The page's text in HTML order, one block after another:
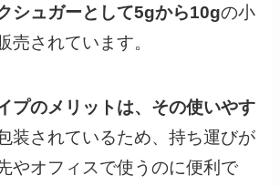
シュガーとして5gから10gの小
売されています。
プのメリットは、その使いやす
装されているため、持ち運びが
やオフィスで使うのに便利で